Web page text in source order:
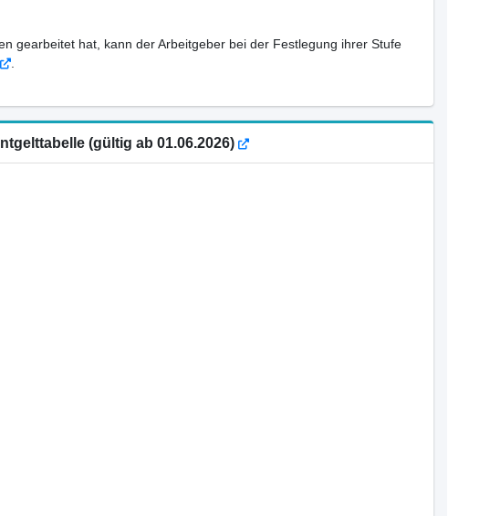
gearbeitet hat, kann der Arbeitgeber bei der Festlegung ihrer Stufe
(gültig ab 01.06.2026)